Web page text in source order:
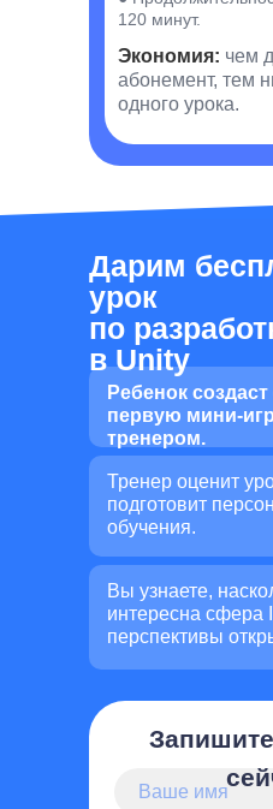
120 минут.
Экономия: чем
абонемент, тем
одного урока.
Дарим
урок
по
в Unity
Вы узнаете,
интересна сфера
перспективы
Тренер оценит
подготовит
обучения.
Ребенок
первую мини-
тренером.